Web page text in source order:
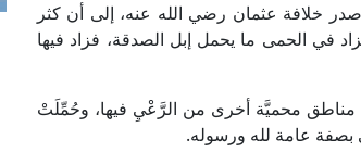
خلافة عثمان رضي الله عنه، إلى أن كثر
في الحمى ما يحمل إبل الصدقة، فزاد فيها
مناطق محميَّة أخرى من الرَّعْيِ فيها، وحُمِّلَتْ
بصفة عامة لله ورسوله.